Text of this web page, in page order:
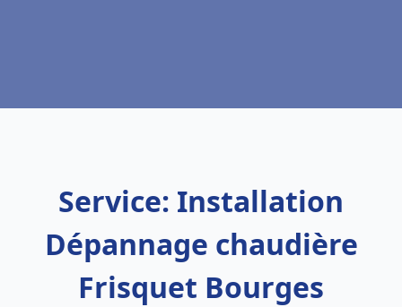
Service: Installation
Dépannage chaudière
Frisquet Bourges